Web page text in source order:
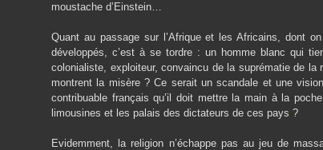
moustache d’Einstein…
Quant au passage sur l’Afrique et les Africains, dont
développés, c’est à se tordre : un homme blanc qui
colonialiste, exploiteur, convaincu de la suprématie de
montrent la misère ? Ce serait un scandale et une
contribuable français qu’il doit mettre la main à la
limousines et les palais des dictateurs de ces pays-?
Evidemment, la religion n’échappe pas au jeu de